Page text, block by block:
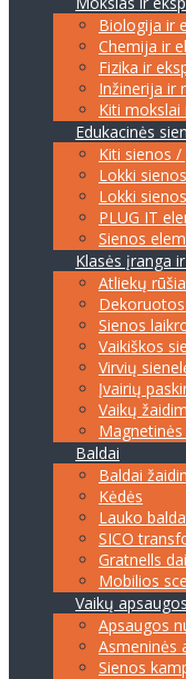
Biologija ir
Chemija ir
Fizika ir
Inžinerija ir
Kiti mokslai
Edukacinės
Kiti sienos
Lokki
Lokki
PLUG IT
Sienos
Klasės įranga
Atliekų
Sienos
Vaikiškos
Virvių
Įvairių
Vaikų
Baldai
Baldai
Kėdės
Lauko
SICO
Gratnells
Mobilios
Vaikų
Apsaugos
Asmeninės
Sienos